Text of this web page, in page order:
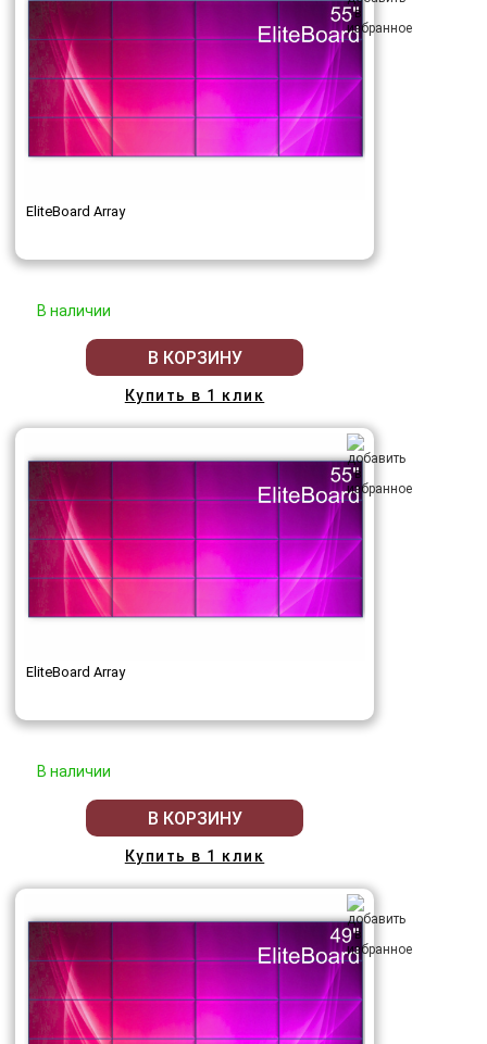
EliteBoard Array
В наличии
В КОРЗИНУ
Купить в 1 клик
EliteBoard Array
В наличии
В КОРЗИНУ
Купить в 1 клик